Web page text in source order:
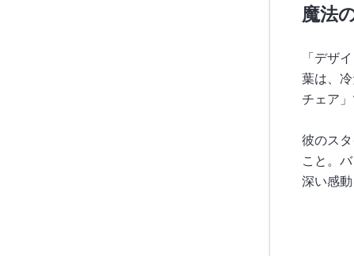
魔法
「デザ
葉は、
チェア
彼のス
こと。
深い感